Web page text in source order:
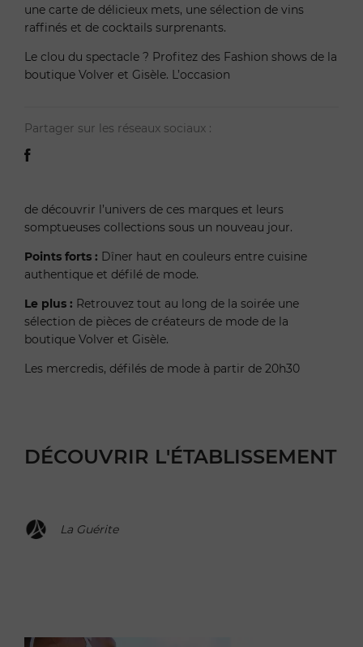
une carte de délicieux mets, une sélection de vins
raffinés et de cocktails surprenants.
Le clou du spectacle ? Profitez des Fashion shows de la
boutique Volver et Gisèle. L’occasion
Partager sur les réseaux sociaux :
de découvrir l’univers de ces marques et leurs
somptueuses collections sous un nouveau jour.
Points forts : Dîner haut en couleurs entre cuisine
authentique et défilé de mode.
Le plus : Retrouvez tout au long de la soirée une
sélection de pièces de créateurs de mode de la
boutique Volver et Gisèle.
Les mercredis, défilés de mode à partir de 20h30
DÉCOUVRIR L'ÉTABLISSEMENT
La Guérite